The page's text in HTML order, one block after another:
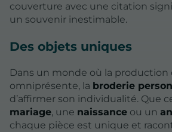
couverture avec une citation
un souvenir inestimable.
Des objets uniques
Dans un monde où la production
omniprésente, la broderie
d’affirmer son individualité. Que
mariage, une naissance ou un
chaque pièce est unique et